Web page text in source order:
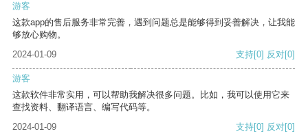
游客
这款app的售后服务非常完善，遇到问题总是能够得到妥善解决，让我能
够放心购物。
2024-01-09
支持[0] 反对[0]
游客
这款软件非常实用，可以帮助我解决很多问题。比如，我可以使用它来
查找资料、翻译语言、编写代码等。
2024-01-09
支持[0] 反对[0]